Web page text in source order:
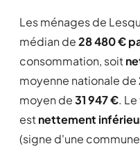
Les ménages de
médian de28 480 €
consommation, soit
moyenne nationale de
moyen de31 947 €.
estnettement
(signe d'une